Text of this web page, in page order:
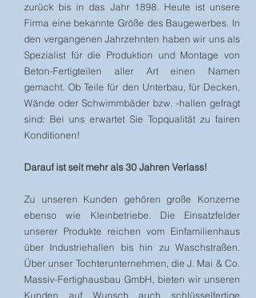
zurück bis in das Jahr 1898. Heute ist unsere
Firma eine bekannte Größe des Baugewerbes. In
den vergangenen Jahrzehnten haben wir uns als
Spezialist für die Produktion und Montage von
Beton-Fertigteilen aller Art einen Namen
gemacht. Ob Teile für den Unterbau, für Decken,
Wände oder Schwimmbäder bzw. -hallen gefragt
sind: Bei uns erwartet Sie Topqualität zu fairen
Konditionen!
Darauf ist seit mehr als 30 Jahren Verlass!
Zu unseren Kunden gehören große Konzerne
ebenso wie Kleinbetriebe. Die Einsatzfelder
unserer Produkte reichen vom Einfamilienhaus
über Industriehallen bis hin zu Waschstraßen.
Über unser Tochterunternehmen, die J. Mai & Co.
Massiv-Fertighausbau GmbH, bieten wir unseren
Kunden auf Wunsch auch schlüsselfertige